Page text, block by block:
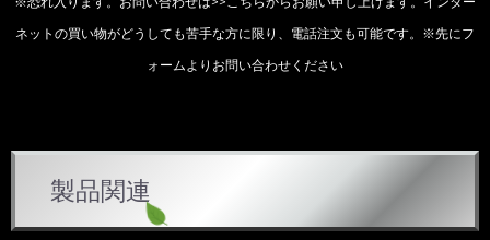
ネットの買い物がどうしても苦手な方に限り、電話注文も可能です。※先にフ
ォームよりお問い合わせください
製品関連
ゴ